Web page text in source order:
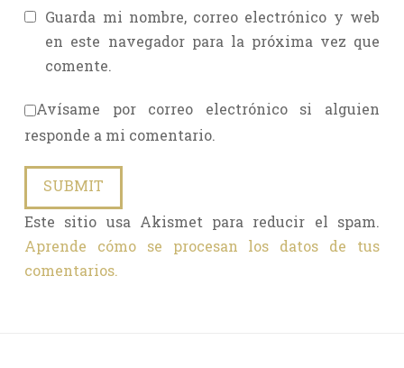
Guarda mi nombre, correo electrónico y web
en este navegador para la próxima vez que
comente.
Avísame por correo electrónico si alguien
responde a mi comentario.
Este sitio usa Akismet para reducir el spam.
Aprende cómo se procesan los datos de tus
comentarios.